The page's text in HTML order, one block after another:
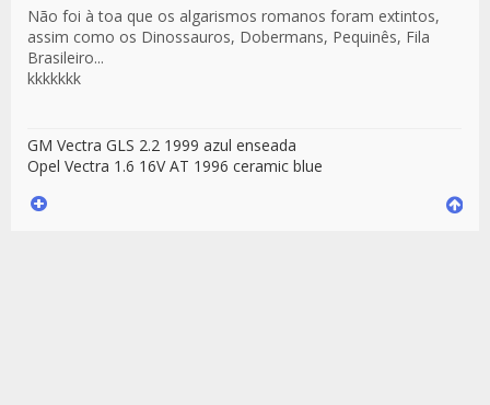
Não foi à toa que os algarismos romanos foram extintos,
assim como os Dinossauros, Dobermans, Pequinês, Fila
Brasileiro...
kkkkkkk
GM Vectra GLS 2.2 1999 azul enseada
Opel Vectra 1.6 16V AT 1996 ceramic blue